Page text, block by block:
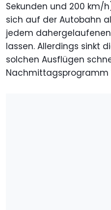
Sekunden und 200 km/
sich auf der Autobahn
jedem
lassen. Allerdings sinkt
solchen Ausflügen
Nachmittagsprogramm